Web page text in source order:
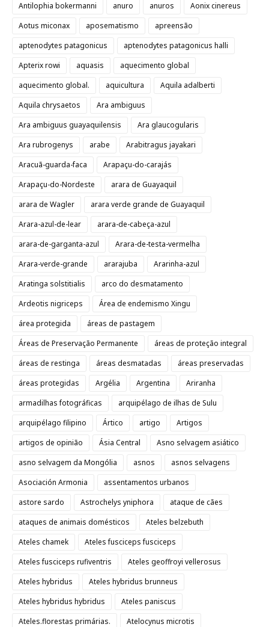
Antilophia bokermanni
anuro anuros
Aonix cinereus
Aotus miconax
aposematismo
apreensão
aptenodytes patagonicus
aptenodytes patagonicus halli
Apterix rowi
aquasis
aquecimento global
aquecimento global.
aquicultura
Aquila adalberti
Aquila chrysaetos
Ara ambiguus
Ara ambiguus guayaquilensis
Ara glaucogularis
Ara rubrogenys
arabe
Arabitragus jayakari
Aracuã-guarda-faca
Arapaçu-do-carajás
Arapaçu-do-Nordeste
arara de Guayaquil
arara de Wagler
arara verde grande de Guayaquil
Arara-azul-de-lear
arara-de-cabeça-azul
arara-de-garganta-azul
Arara-de-testa-vermelha
Arara-verde-grande
ararajuba
Ararinha-azul
Aratinga solstitialis
arco do desmatamento
Ardeotis nigriceps
Área de endemismo Xingu
área protegida
áreas de pastagem
Áreas de Preservação Permanente
áreas de proteção integral
áreas de restinga
áreas desmatadas
áreas preservadas
áreas protegidas
Argélia Argentina
Ariranha
armadilhas fotográficas
arquipélago de ilhas de Sulu
arquipélago filipino
Ártico artigo
Artigos
artigos de opinião
Ásia Central
Asno selvagem asiático
asno selvagem da Mongólia
asnos
asnos selvagens
Asociación Armonia
assentamentos urbanos
astore sardo
Astrochelys yniphora
ataque de cães
ataques de animais domésticos
Ateles belzebuth
Ateles chamek
Ateles fusciceps fusciceps
Ateles fusciceps rufiventris
Ateles geoffroyi vellerosus
Ateles hybridus
Ateles hybridus brunneus
Ateles hybridus hybridus
Ateles paniscus
Ateles.florestas primárias.
Atelocynus microtis